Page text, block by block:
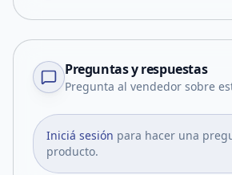
Preguntas y respuestas
Pregunta al vendedor sobre
Iniciá sesión para hacer una
producto.